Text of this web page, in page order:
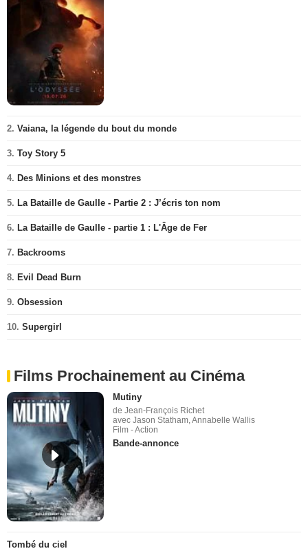
2. Vaiana, la légende du bout du monde
3. Toy Story 5
4. Des Minions et des monstres
5. La Bataille de Gaulle - Partie 2 : J’écris ton nom
6. La Bataille de Gaulle - partie 1 : L'Âge de Fer
7. Backrooms
8. Evil Dead Burn
9. Obsession
10. Supergirl
Films Prochainement au Cinéma
Mutiny
de Jean-François Richet
avec Jason Statham, Annabelle Wallis
Film - Action
Bande-annonce
Tombé du ciel